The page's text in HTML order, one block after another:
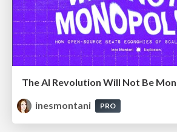
inesmontani
PRO